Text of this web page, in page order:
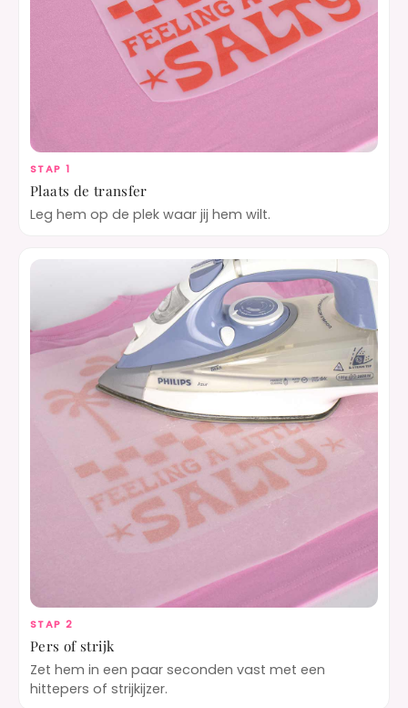
STAP 1
Plaats de transfer
Leg hem op de plek waar jij hem wilt.
STAP 2
Pers of strijk
Zet hem in een paar seconden vast met een
hittepers of strijkijzer.